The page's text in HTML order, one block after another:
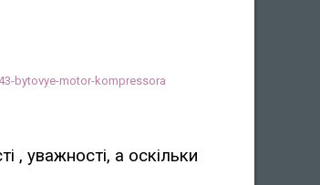
bytovye-motor-kompressora
, уважності, а оскільки